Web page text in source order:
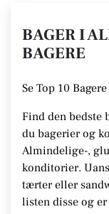
BAGER I
BAGERE
Se Top 10 Bagere
Find den bedste
du bagerier og
Almindelige-,
konditorier.
tærter eller
listen disse og